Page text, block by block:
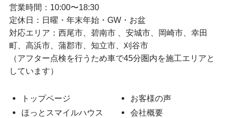
営業時間：10:00〜18:30
定休日：日曜・年末年始・GW・お盆
対応エリア：西尾市、碧南市 、安城市、岡崎市、幸田
町、高浜市、蒲郡市、知立市、刈谷市
（アフター点検を行うため車で45分圏内を施工エリアと
しています）
トップページ
ほっとスマイルハウス
お客様の声
会社概要